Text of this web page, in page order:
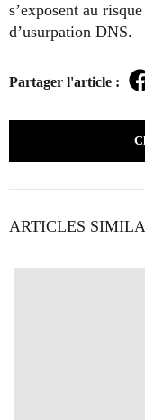
s’exposent au
d’usurpation DNS.
Partager l'article :
ARTICLES